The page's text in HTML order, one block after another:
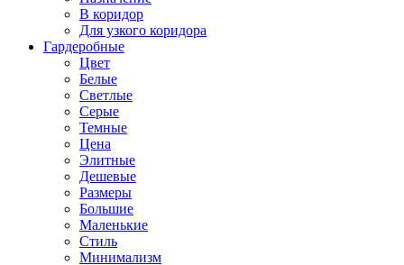
В коридор
Для узкого коридора
Гардеробные
Цвет
Белые
Светлые
Серые
Темные
Цена
Элитные
Дешевые
Размеры
Большие
Маленькие
Стиль
Минимализм